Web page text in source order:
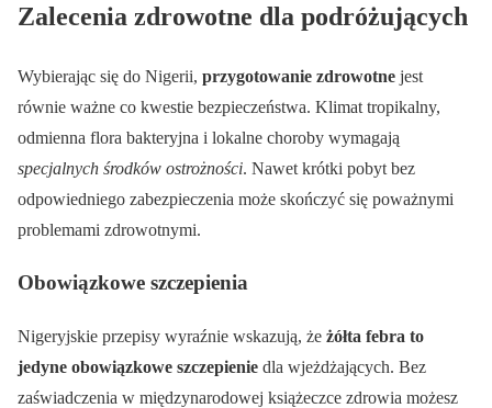
Zalecenia zdrowotne dla podróżujących
Wybierając się do Nigerii, przygotowanie zdrowotne jest
równie ważne co kwestie bezpieczeństwa. Klimat tropikalny,
odmienna flora bakteryjna i lokalne choroby wymagają
specjalnych środków ostrożności. Nawet krótki pobyt bez
odpowiedniego zabezpieczenia może skończyć się poważnymi
problemami zdrowotnymi.
Obowiązkowe szczepienia
Nigeryjskie przepisy wyraźnie wskazują, że żółta febra to
jedyne obowiązkowe szczepienie dla wjeżdżających. Bez
zaświadczenia w międzynarodowej książeczce zdrowia możesz